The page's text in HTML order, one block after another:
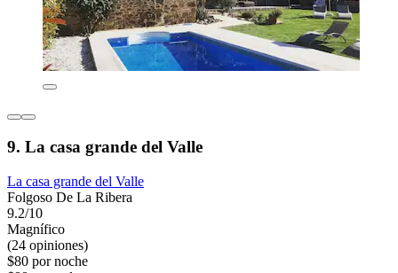
9. La casa grande del Valle
La casa grande del Valle
Folgoso De La Ribera
9.2/10
Magnífico
(24 opiniones)
$80 por noche